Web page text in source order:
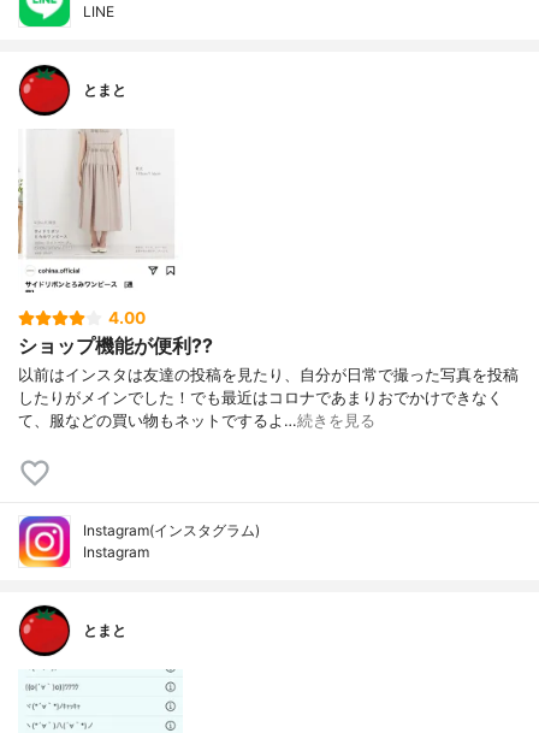
LINE
とまと
4.00
ショップ機能が便利??
以前はインスタは友達の投稿を見たり、自分が日常で撮った写真を投稿
したりがメインでした！でも最近はコロナであまりおでかけできなく
て、服などの買い物もネットでするよ…続きを見る
Instagram(インスタグラム)
Instagram
とまと